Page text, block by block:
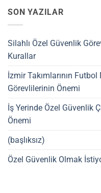
SON YAZILAR
Silahlı Özel Güvenlik
Kurallar
İzmir Takımlarının
Görevlilerinin Önemi
İş Yerinde Özel Güvenlik
Önemi
(başlıksız)
Özel Güvenlik Olmak